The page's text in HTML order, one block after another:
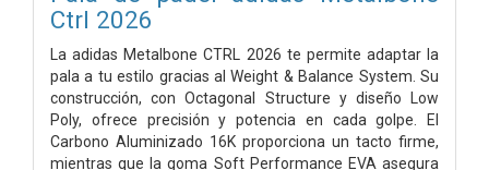
Ctrl 2026
La adidas Metalbone CTRL 2026 te permite adaptar la
pala a tu estilo gracias al Weight & Balance System. Su
construcción, con Octagonal Structure y diseño Low
Poly, ofrece precisión y potencia en cada golpe. El
Carbono Aluminizado 16K proporciona un tacto firme,
mientras que la goma Soft Performance EVA asegura